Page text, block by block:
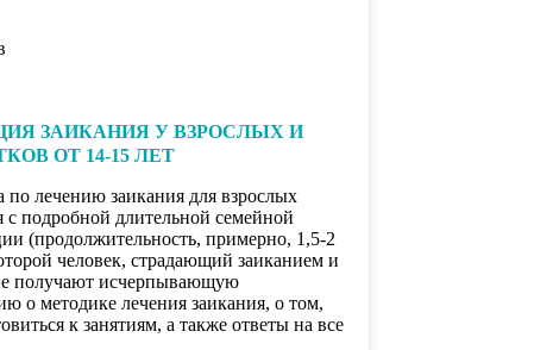
ЗАИКАНИЯ У ВЗРОСЛЫХ И
ОТ 14-15 ЛЕТ
по лечению заикания для взрослых
с подробной длительной семейной
(продолжительность, примерно, 1,5-2
человек, страдающий заиканием и
получают исчерпывающую
о методике лечения заикания, о том,
к занятиям, а также ответы на все